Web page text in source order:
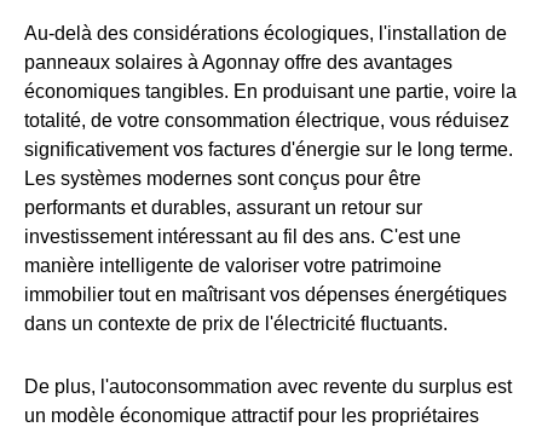
Au-delà des considérations écologiques, l'installation de
panneaux solaires à Agonnay offre des avantages
économiques tangibles. En produisant une partie, voire la
totalité, de votre consommation électrique, vous réduisez
significativement vos factures d'énergie sur le long terme.
Les systèmes modernes sont conçus pour être
performants et durables, assurant un retour sur
investissement intéressant au fil des ans. C'est une
manière intelligente de valoriser votre patrimoine
immobilier tout en maîtrisant vos dépenses énergétiques
dans un contexte de prix de l'électricité fluctuants.
De plus, l'autoconsommation avec revente du surplus est
un modèle économique attractif pour les propriétaires